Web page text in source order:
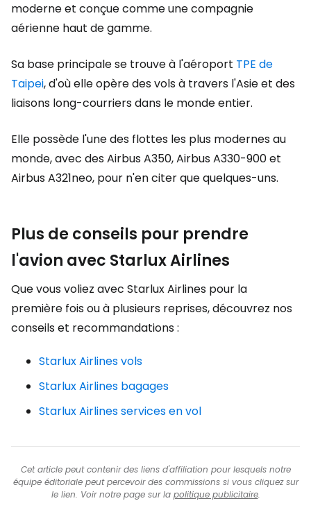
moderne et conçue comme une compagnie
aérienne haut de gamme.
Sa base principale se trouve à l'aéroport TPE de
Taipei, d'où elle opère des vols à travers l'Asie et des
liaisons long-courriers dans le monde entier.
Elle possède l'une des flottes les plus modernes au
monde, avec des Airbus A350, Airbus A330-900 et
Airbus A321neo, pour n'en citer que quelques-uns.
Plus de conseils pour prendre
l'avion avec Starlux Airlines
Que vous voliez avec Starlux Airlines pour la
première fois ou à plusieurs reprises, découvrez nos
conseils et recommandations :
Starlux Airlines vols
Starlux Airlines bagages
Starlux Airlines services en vol
Cet article peut contenir des liens d'affiliation pour lesquels notre
équipe éditoriale peut percevoir des commissions si vous cliquez sur
le lien. Voir notre page sur la politique publicitaire.